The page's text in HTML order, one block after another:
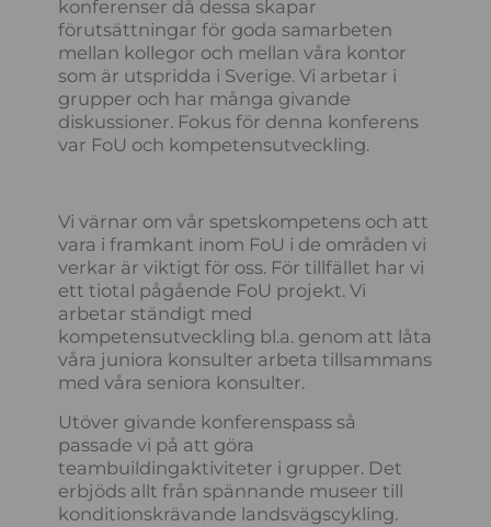
konferenser då dessa skapar
förutsättningar för goda samarbeten
mellan kollegor och mellan våra kontor
som är utspridda i Sverige. Vi arbetar i
grupper och har många givande
diskussioner. Fokus för denna konferens
var FoU och kompetensutveckling.
Vi värnar om vår spetskompetens och att
vara i framkant inom FoU i de områden vi
verkar är viktigt för oss. För tillfället har vi
ett tiotal pågående FoU projekt. Vi
arbetar ständigt med
kompetensutveckling bl.a. genom att låta
våra juniora konsulter arbeta tillsammans
med våra seniora konsulter.
Utöver givande konferenspass så
passade vi på att göra
teambuildingaktiviteter i grupper. Det
erbjöds allt från spännande museer till
konditionskrävande landsvägscykling.